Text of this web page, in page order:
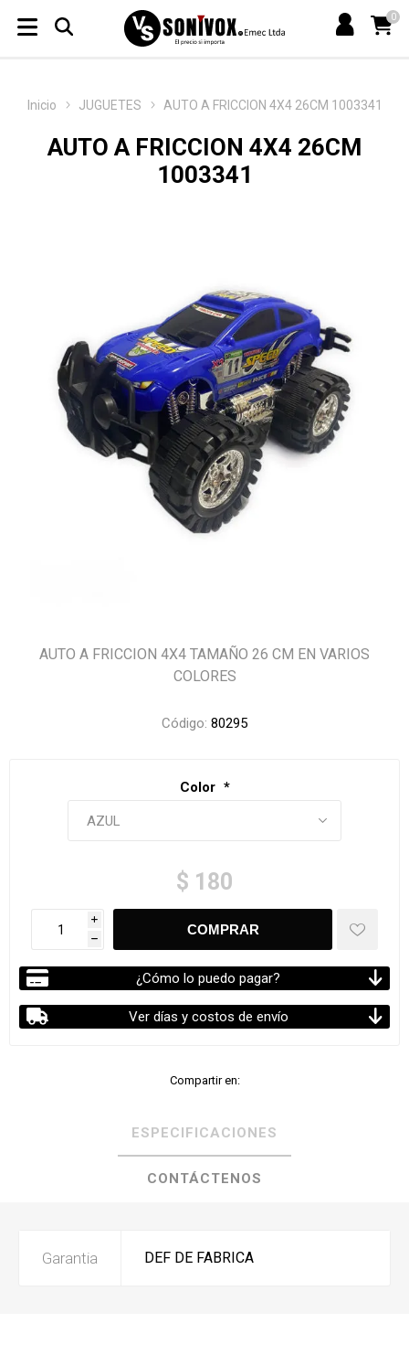
0
Inicio JUGUETES AUTO A FRICCION 4X4 26CM 1003341
AUTO A FRICCION 4X4 26CM
1003341
AUTO A FRICCION 4X4 TAMAÑO 26 CM EN VARIOS
COLORES
Código: 80295
Color *
$ 180
i
h
¿Cómo lo puedo pagar?
Ver días y costos de envío
Compartir en:
ESPECIFICACIONES
CONTÁCTENOS
Garantia DEF DE FABRICA